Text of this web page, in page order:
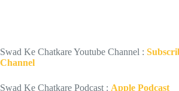
Swad Ke Chatkare Youtube Channel :
Channel
Swad Ke Chatkare Podcast : Apple Podcast